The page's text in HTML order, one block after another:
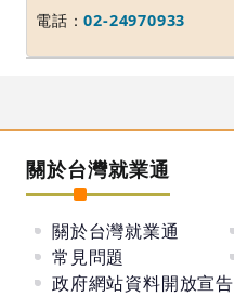
電話：02-24970933
關於台灣就業通
關於台灣就業通
常見問題
政府網站資料開放宣告